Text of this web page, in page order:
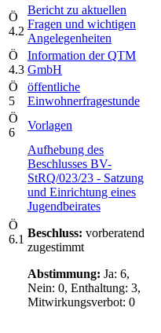
Ö
4.2
Bericht zu aktuellen
Fragen und wichtigen
Angelegenheiten
Ö
4.3
Information der QTM
GmbH
Ö
5
öffentliche
Einwohnerfragestunde
Ö
6
Vorlagen
Ö
6.1
Aufhebung des
Beschlusses BV-
StRQ/023/23 - Satzung
und Einrichtung eines
Jugendbeirates
Beschluss: vorberatend
zugestimmt
Abstimmung: Ja: 6,
Nein: 0, Enthaltung: 3,
Mitwirkungsverbot: 0